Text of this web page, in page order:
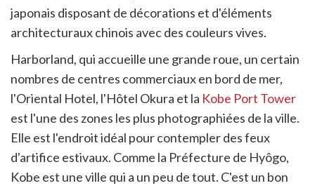
japonais disposant de décorations et d'éléments
architecturaux chinois avec des couleurs vives.
Harborland, qui accueille une grande roue, un certain
nombres de centres commerciaux en bord de mer,
l'Oriental Hotel, l'Hôtel Okura et la Kobe Port Tower
est l'une des zones les plus photographiées de la ville.
Elle est l'endroit idéal pour contempler des feux
d'artifice estivaux. Comme la Préfecture de Hyôgo,
Kobe est une ville qui a un peu de tout. C'est un bon